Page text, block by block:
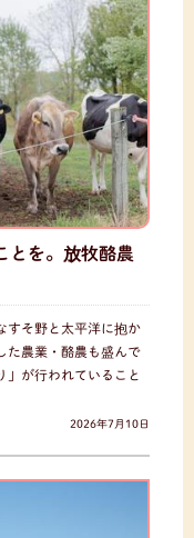
とを。放牧酪農
すそ野と太平洋に抱か
た農業・酪農も盛んで
」が行われていること
2026年7月10日